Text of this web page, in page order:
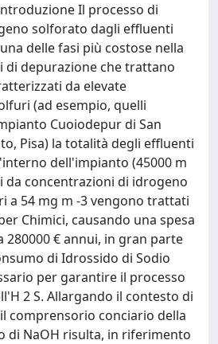
Il processo di
solforato dagli effluenti
delle fasi più costose nella
di depurazione che trattano
da elevate
(ad esempio, quelli
Cuoiodepur di San
Pisa) la totalità degli effluenti
dell'impianto (45000 m
da concentrazioni di idrogeno
a 54 mg m -3 vengono trattati
Chimici, causando una spesa
280000 € annui, in gran parte
di Idrossido di Sodio
per garantire il processo
2 S. Allargando il contesto di
comprensorio conciario della
di NaOH risulta, in riferimento